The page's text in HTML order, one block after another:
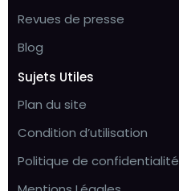
Revues de presse
Blog
Sujets Utiles
Plan du site
Condition d’utilisation
Politique de confidentialité